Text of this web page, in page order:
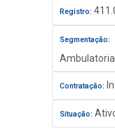
Registro:
Segmentação:
Contratação:
Situação: